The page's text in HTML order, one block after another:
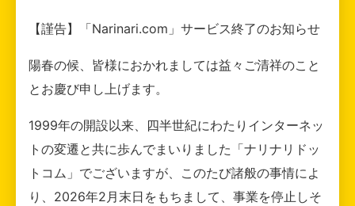
【謹告】「Narinari.com」サービス終了のお知らせ
陽春の候、皆様におかれましては益々ご清祥のこと
とお慶び申し上げます。
1999年の開設以来、四半世紀にわたりインターネッ
トの変遷と共に歩んでまいりました「ナリナリドッ
トコム」でございますが、このたび諸般の事情によ
り、2026年2月末日をもちまして、事業を停止しそ